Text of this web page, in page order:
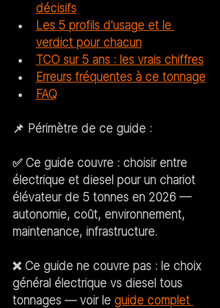
décisifs
Les 5 profils d'usage et le
verdict pour chacun
TCO sur 5 ans : les vrais chiffres
Erreurs fréquentes à ce tonnage
FAQ
📌 Périmètre de ce guide :
✅ Ce guide couvre : choisir entre
électrique et diesel pour un chariot
élévateur de 5 tonnes en 2026 —
autonomie, coût, environnement,
maintenance, infrastructure.
❌ Ce guide ne couvre pas : le choix
général électrique vs diesel tous
tonnages — voir le guide complet